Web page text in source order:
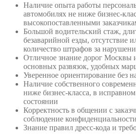
Наличие опыта работы
автомобилях не ниже бизнес-
высокопоставленными
Большой водительский стаж,
безаварийной езды, отсутствие
количество штрафов за
Отличное знание дорог Москвы
основных развязок, удобных
Уверенное ориентирование без
Наличие собственного
ниже бизнес-класса, в
состоянии
Корректность в общении с
соблюдение
Знание правил дресс-кода и